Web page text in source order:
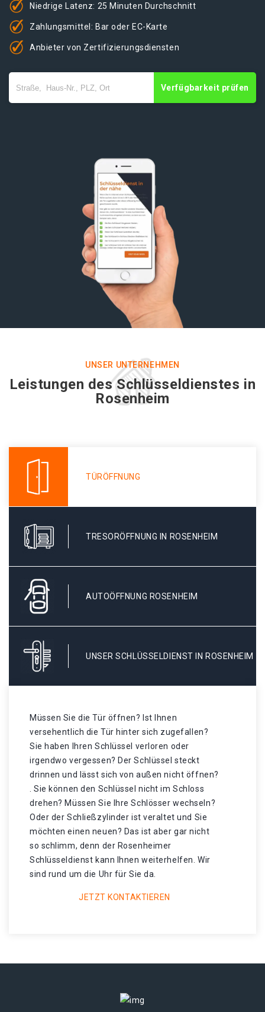
Niedrige Latenz: 25 Minuten Durchschnitt
Zahlungsmittel: Bar oder EC-Karte
Anbieter von Zertifizierungsdiensten
Verfügbarkeit prüfen
UNSER UNTERNEHMEN
Leistungen des Schlüsseldienstes in
Rosenheim
TÜRÖFFNUNG
TRESORÖFFNUNG IN ROSENHEIM
AUTOÖFFNUNG ROSENHEIM
UNSER SCHLÜSSELDIENST IN ROSENHEIM
Müssen Sie die Tür öffnen? Ist Ihnen
versehentlich die Tür hinter sich zugefallen?
Sie haben Ihren Schlüssel verloren oder
irgendwo vergessen? Der Schlüssel steckt
drinnen und lässt sich von außen nicht öffnen?
. Sie können den Schlüssel nicht im Schloss
drehen? Müssen Sie Ihre Schlösser wechseln?
Oder der Schließzylinder ist veraltet und Sie
möchten einen neuen? Das ist aber gar nicht
so schlimm, denn der Rosenheimer
Schlüsseldienst kann Ihnen weiterhelfen. Wir
sind rund um die Uhr für Sie da.
JETZT KONTAKTIEREN